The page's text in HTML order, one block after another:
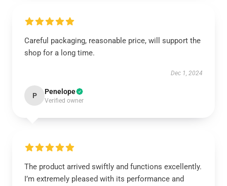
Careful packaging, reasonable price, will support the
shop for a long time.
Dec 1, 2024
P Penelope
Verified owner
The product arrived swiftly and functions excellently.
I’m extremely pleased with its performance and